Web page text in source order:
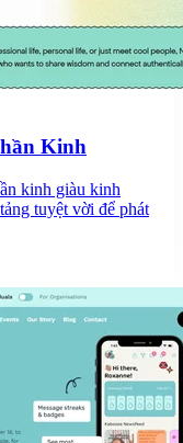
Kinh
kinh giàu kinh
tuyệt vời để phát